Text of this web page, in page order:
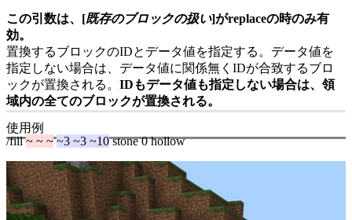
この引数は、[既存のブロックの扱い]がreplaceの時のみ有
効。
置換するブロックのIDとデータ値を指定する。データ値を
指定しない場合は、データ値に関係無くIDが合致するブロ
ックが置換される。 IDもデータ値も指定しない場合は、領
域内の全てのブロックが置換される。
使用例
/fill~ ~ ~ ~3 ~3 ~10stone 0 hollow